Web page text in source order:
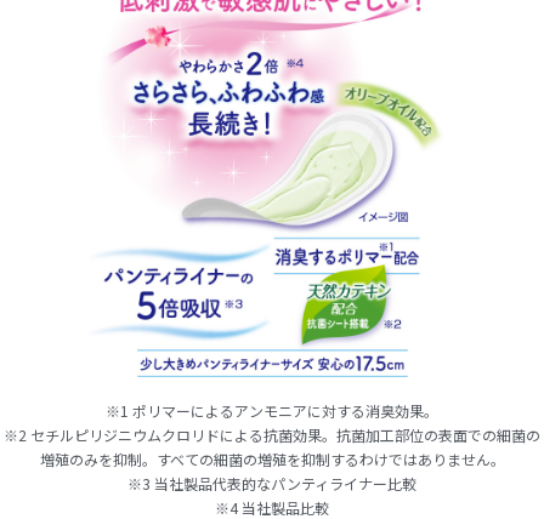
※1 ポリマーによるアンモニアに対する消臭効果。
※2 セチルピリジニウムクロリドによる抗菌効果。抗菌加工部位の表面での細菌の
増殖のみを抑制。すべての細菌の増殖を抑制するわけではありません。
※3 当社製品代表的なパンティライナー比較
※4 当社製品比較